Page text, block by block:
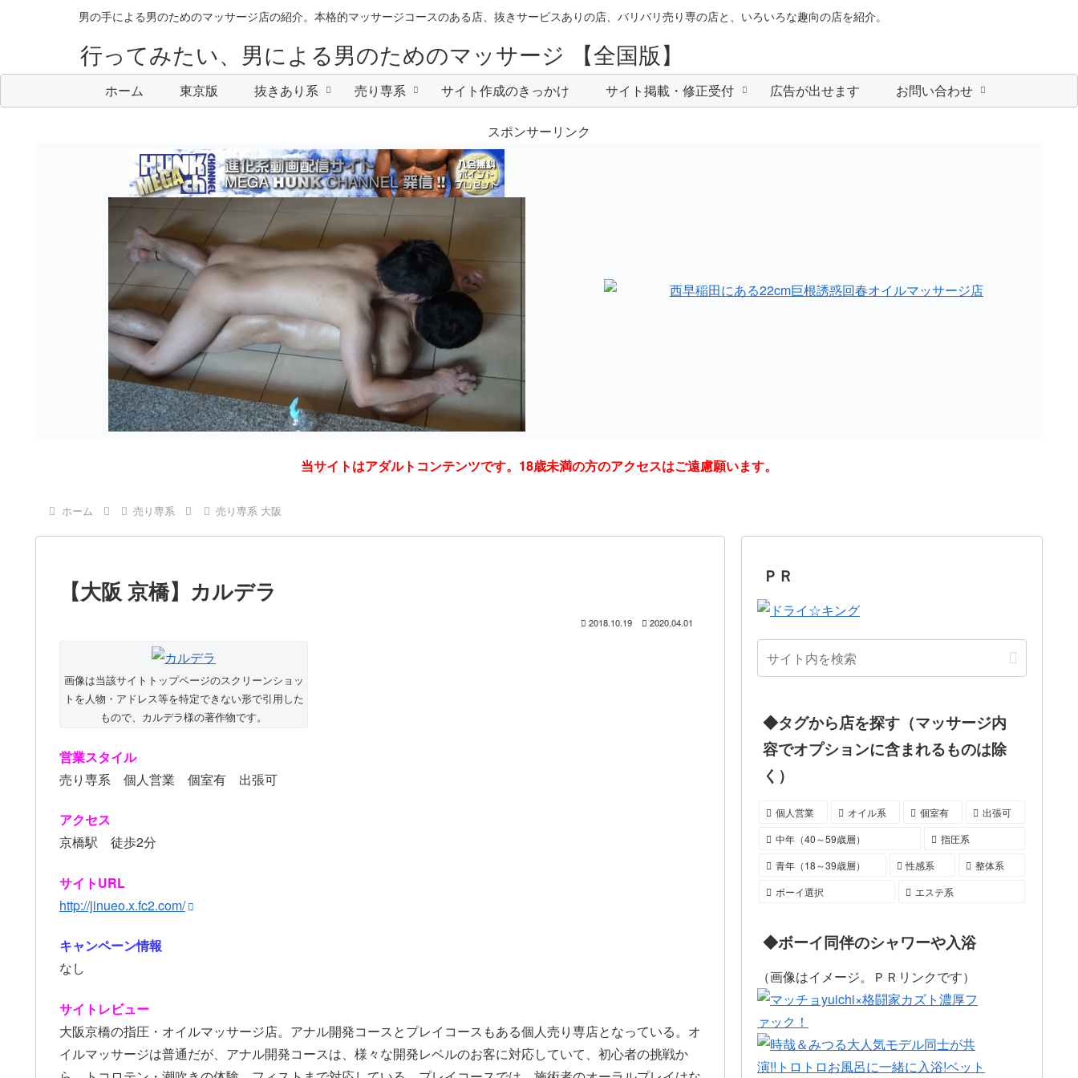
男の手による男のためのマッサージ店の紹介。本格的マッサージコースのある店、抜きサービスありの店、バリバリ売り専の店と、いろいろな趣向の店を紹介。
行ってみたい、男による男のためのマッサージ 【全国版】
ホーム 東京版 抜きあり系 売り専系 サイト作成のきっかけ サイト掲載・修正受付 広告が出せます お問い合わせ
スポンサーリンク
当サイトはアダルトコンテンツです。18歳未満の方のアクセスはご遠慮願います。
ホーム 売り専系 売り専系 大阪
【大阪 京橋】カルデラ
2018.10.19 2020.04.01
画像は当該サイトトップページのスクリーンショッ
トを人物・アドレス等を特定できない形で引用した
もので、カルデラ様の著作物です。
営業スタイル
売り専系 個人営業 個室有 出張可
アクセス
京橋駅 徒歩2分
サイトURL
http://jinueo.x.fc2.com/
キャンペーン情報
なし
サイトレビュー
大阪京橋の指圧・オイルマッサージ店。アナル開発コースとプレイコースもある個人売り専店となっている。オ
イルマッサージは普通だが、アナル開発コースは、様々な開発レベルのお客に対応していて、初心者の挑戦か
ＰＲ
◆タグから店を探す（マッサージ内
容でオプションに含まれるものは除
く）
個人営業 オイル系 個室有
出張可
中年（40～59歳層）
指圧系
青年（18～39歳層）
性感系
整体系
ボーイ選択
エステ系
◆ボーイ同伴のシャワーや入浴
（画像はイメージ。ＰＲリンクです）